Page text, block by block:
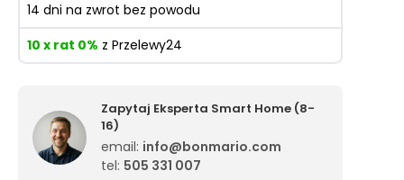
14 dni na zwrot bez powodu
10 x rat 0% z Przelewy24
Zapytaj Eksperta Smart Home (8-
16)
email: info@bonmario.com
tel: 505 331 007